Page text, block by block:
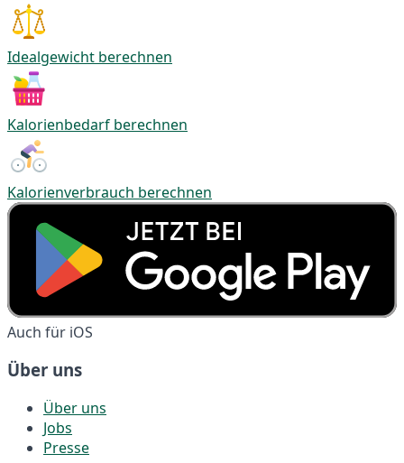
Idealgewicht berechnen
Kalorienbedarf berechnen
Kalorienverbrauch berechnen
Auch für iOS
Über uns
Über uns
Jobs
Presse